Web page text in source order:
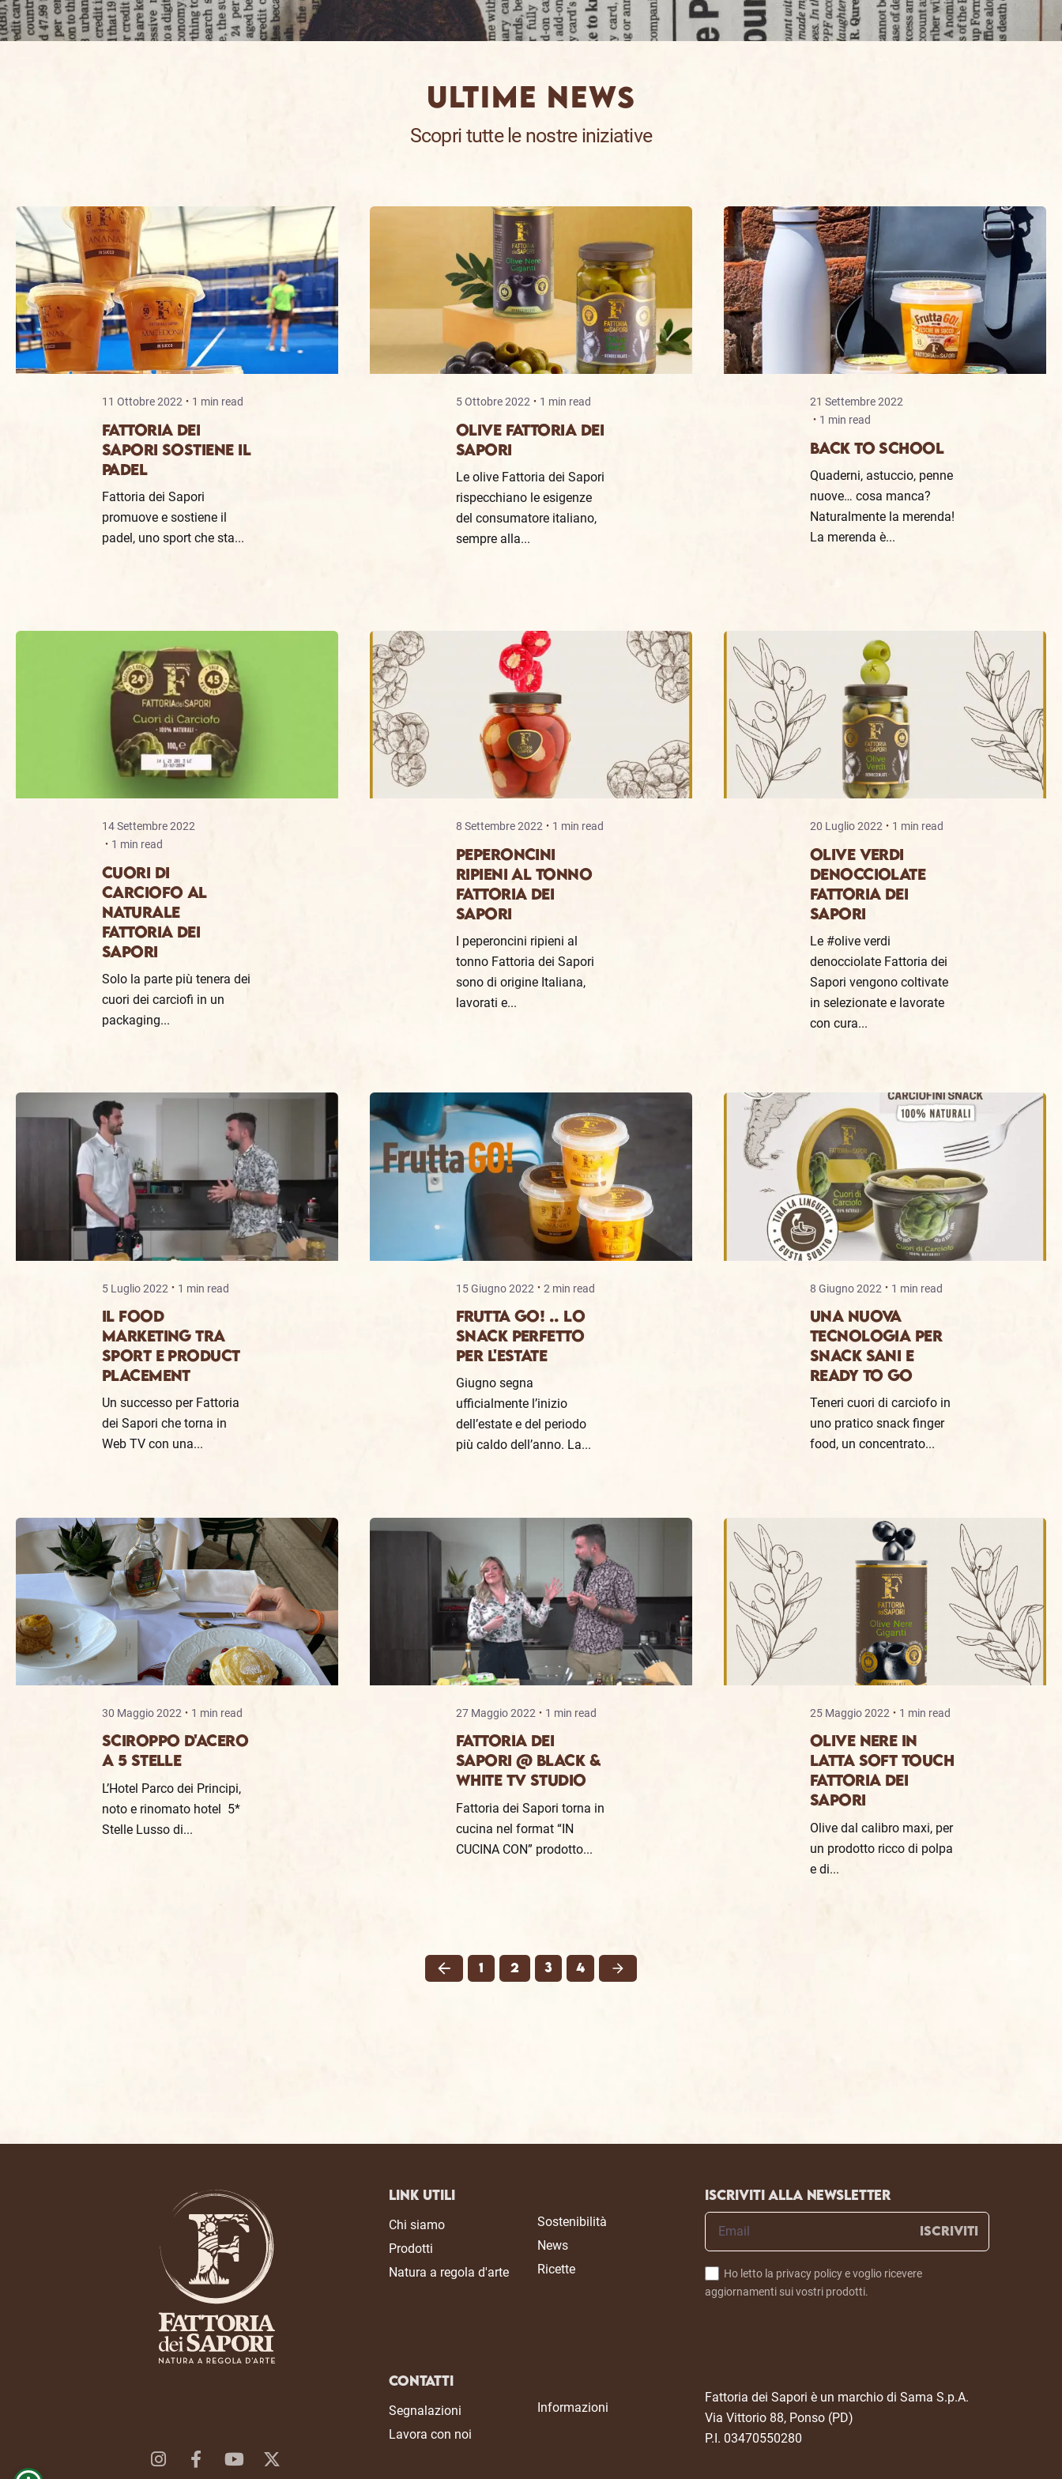
Ultime news
Scopri tutte le nostre iniziative
11 Ottobre 2022 1 min read
FATTORIA DEI
SAPORI SOSTIENE IL
PADEL
Fattoria dei Sapori
promuove e sostiene il
padel, uno sport che sta...
5 Ottobre 2022 1 min read
OLIVE FATTORIA DEI
SAPORI
Le olive Fattoria dei Sapori
rispecchiano le esigenze
del consumatore italiano,
sempre alla...
21 Settembre 2022
1 min read
BACK TO SCHOOL
Quaderni, astuccio, penne
nuove… cosa manca?
Naturalmente la merenda!
La merenda è...
14 Settembre 2022
1 min read
CUORI DI
CARCIOFO AL
NATURALE
FATTORIA DEI
SAPORI
Solo la parte più tenera dei
cuori dei carciofi in un
packaging...
8 Settembre 2022 1 min read
PEPERONCINI
RIPIENI AL TONNO
FATTORIA DEI
SAPORI
I peperoncini ripieni al
tonno Fattoria dei Sapori
sono di origine Italiana,
lavorati e...
20 Luglio 2022 1 min read
OLIVE VERDI
DENOCCIOLATE
FATTORIA DEI
SAPORI
Le #olive verdi
denocciolate Fattoria dei
Sapori vengono coltivate
in selezionate e lavorate
con cura...
5 Luglio 2022 1 min read
IL FOOD
MARKETING TRA
SPORT E PRODUCT
PLACEMENT
Un successo per Fattoria
dei Sapori che torna in
Web TV con una...
15 Giugno 2022 2 min read
FRUTTA GO! .. LO
SNACK PERFETTO
PER L'ESTATE
Giugno segna
ufficialmente l’inizio
dell’estate e del periodo
più caldo dell’anno. La...
8 Giugno 2022 1 min read
UNA NUOVA
TECNOLOGIA PER
SNACK SANI E
READY TO GO
Teneri cuori di carciofo in
uno pratico snack finger
food, un concentrato...
30 Maggio 2022 1 min read
SCIROPPO D'ACERO
A 5 STELLE
L’Hotel Parco dei Principi,
noto e rinomato hotel 5*
Stelle Lusso di...
27 Maggio 2022 1 min read
FATTORIA DEI
SAPORI @ BLACK &
WHITE TV STUDIO
Fattoria dei Sapori torna in
cucina nel format “IN
CUCINA CON” prodotto...
25 Maggio 2022 1 min read
OLIVE NERE IN
LATTA SOFT TOUCH
FATTORIA DEI
SAPORI
Olive dal calibro maxi, per
un prodotto ricco di polpa
e di...
1 2 3 4
Link Utili
Chi siamo
Prodotti
Natura a regola d'arte
Sostenibilità
News
Ricette
Contatti
Segnalazioni
Lavora con noi
Informazioni
Iscriviti alla newsletter
ISCRIVITI
Ho letto la privacy policy e voglio ricevere
aggiornamenti sui vostri prodotti.
Fattoria dei Sapori è un marchio di Sama S.p.A.
Via Vittorio 88, Ponso (PD)
P.I. 03470550280